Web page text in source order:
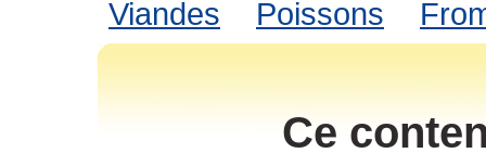
Viandes
Poissons
Ce